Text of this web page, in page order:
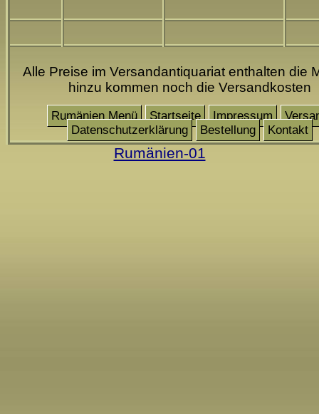
Alle Preise im Versandantiquariat enthalten die
hinzu kommen noch die Versandkosten
Rumänien Menü Startseite Impressum
Datenschutzerklärung
Bestellung Kontakt
Rumänien-01